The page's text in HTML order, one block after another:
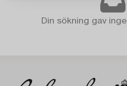
Din sökning gav